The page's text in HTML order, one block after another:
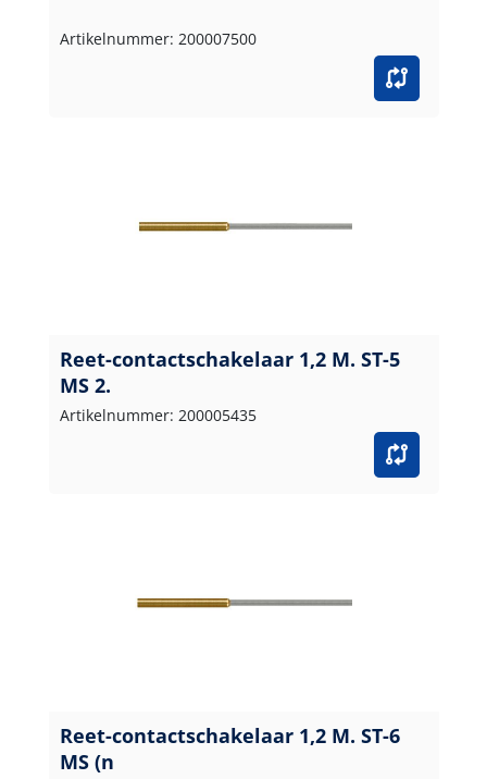
Artikelnummer: 200007500
Reet-contactschakelaar 1,2 M. ST-5
MS 2.
Artikelnummer: 200005435
Reet-contactschakelaar 1,2 M. ST-6
MS (n